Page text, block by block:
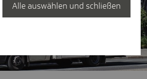
Alle auswählen und schließen